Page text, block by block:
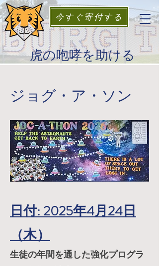
今すぐ寄付する
虎の咆哮を助ける
ジョグ・ア・ソン
日付: 2025年4月24日
（木）
生徒の年間を通した強化プログラ